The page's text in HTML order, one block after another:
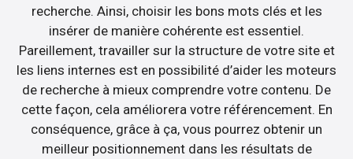
recherche. Ainsi, choisir les bons mots clés et les
insérer de manière cohérente est essentiel.
Pareillement, travailler sur la structure de votre site et
les liens internes est en possibilité d’aider les moteurs
de recherche à mieux comprendre votre contenu. De
cette façon, cela améliorera votre référencement. En
conséquence, grâce à ça, vous pourrez obtenir un
meilleur positionnement dans les résultats de